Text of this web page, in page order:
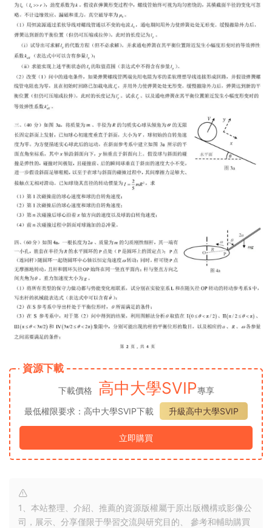
資源下載
下載價格 高中大學SVIP專享
最低權限要求：高中大學SVIP下載
升級高中大學SVIP
立即購買
1、本站整理、介紹、推薦的資源版權屬于原出版機構或影像公
司，展示、分享僅限于學習交流與研究目的、 參考和輔助購買